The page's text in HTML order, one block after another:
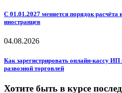
С 01.01.2027 меняется порядок
иностранцев
04.08.2026
Как зарегистрировать онлайн-кассу
развозной торговлей
Хотите быть в курсе